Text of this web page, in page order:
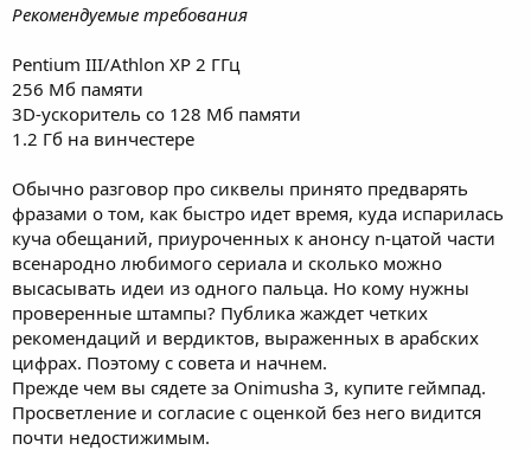
Рекомендуемые требования
Pentium III/Athlon XP 2 ГГц
256 Мб памяти
3D-ускоритель со 128 Мб памяти
1.2 Гб на винчестере
Обычно разговор про сиквелы принято предварять
фразами о том, как быстро идет время, куда испарилась
куча обещаний, приуроченных к анонсу n-цатой части
всенародно любимого сериала и сколько можно
высасывать идеи из одного пальца. Но кому нужны
проверенные штампы? Публика жаждет четких
рекомендаций и вердиктов, выраженных в арабских
цифрах. Поэтому с совета и начнем.
Прежде чем вы сядете за Onimusha 3, купите геймпад.
Просветление и согласие с оценкой без него видится
почти недостижимым.